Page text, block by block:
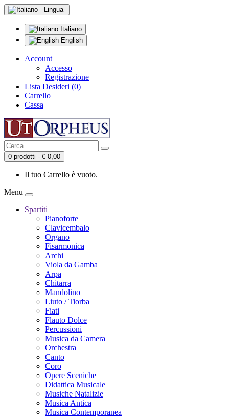
Lingua
Italiano
English
Account
Accesso
Registrazione
Lista Desideri (0)
Carrello
Cassa
0 prodotti - € 0,00
Il tuo Carrello è vuoto.
Menu
Spartiti
Pianoforte
Clavicembalo
Organo
Fisarmonica
Archi
Viola da Gamba
Arpa
Chitarra
Mandolino
Liuto / Tiorba
Fiati
Flauto Dolce
Percussioni
Musica da Camera
Orchestra
Canto
Coro
Opere Sceniche
Didattica Musicale
Musiche Natalizie
Musica Antica
Musica Contemporanea